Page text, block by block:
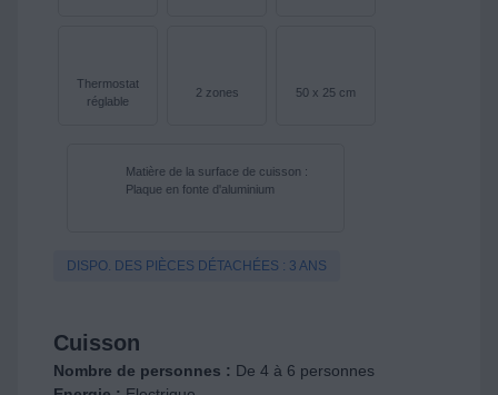
Thermostat
réglable
2 zones 50 x 25 cm
Matière de la surface de cuisson :
Plaque en fonte d'aluminium
DISPO. DES PIÈCES DÉTACHÉES : 3 ANS
Cuisson
Nombre de personnes : De 4 à 6 personnes